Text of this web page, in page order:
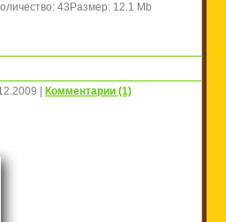
43 Размер: 12.1 Mb
Комментарии (1)